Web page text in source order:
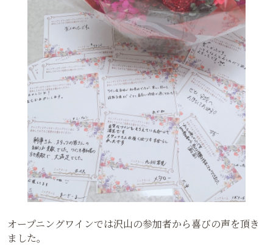
オープニングワインでは沢山の参加者から喜びの声を頂き
ました。